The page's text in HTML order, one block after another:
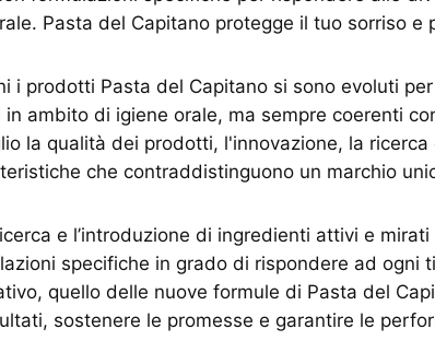
Pasta del Capitano protegge il tuo sorriso e
i prodotti Pasta del Capitano si sono evoluti
ambito di igiene orale, ma sempre coerenti
la qualità dei prodotti, l'innovazione, la ricerca
che contraddistinguono un marchio
e l’introduzione di ingredienti attivi e mirati
specifiche in grado di rispondere ad ogni
quello delle nuove formule di Pasta del
sostenere le promesse e garantire le